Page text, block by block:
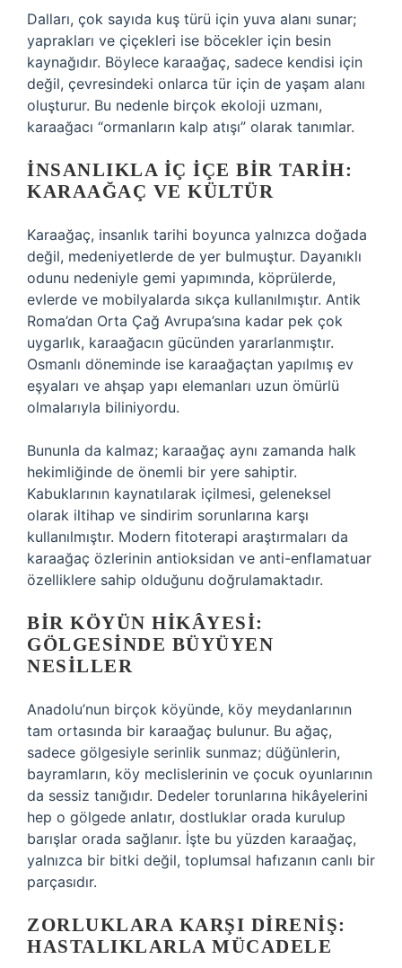
Dalları, çok sayıda kuş türü için yuva alanı sunar;
yaprakları ve çiçekleri ise böcekler için besin
kaynağıdır. Böylece karaağaç, sadece kendisi için
değil, çevresindeki onlarca tür için de yaşam alanı
oluşturur. Bu nedenle birçok ekoloji uzmanı,
karaağacı “ormanların kalp atışı” olarak tanımlar.
İNSANLIKLA İÇ İÇE BIR TARIH:
KARAAĞAÇ VE KÜLTÜR
Karaağaç, insanlık tarihi boyunca yalnızca doğada
değil, medeniyetlerde de yer bulmuştur. Dayanıklı
odunu nedeniyle gemi yapımında, köprülerde,
evlerde ve mobilyalarda sıkça kullanılmıştır. Antik
Roma’dan Orta Çağ Avrupa’sına kadar pek çok
uygarlık, karaağacın gücünden yararlanmıştır.
Osmanlı döneminde ise karaağaçtan yapılmış ev
eşyaları ve ahşap yapı elemanları uzun ömürlü
olmalarıyla biliniyordu.
Bununla da kalmaz; karaağaç aynı zamanda halk
hekimliğinde de önemli bir yere sahiptir.
Kabuklarının kaynatılarak içilmesi, geleneksel
olarak iltihap ve sindirim sorunlarına karşı
kullanılmıştır. Modern fitoterapi araştırmaları da
karaağaç özlerinin antioksidan ve anti-enflamatuar
özelliklere sahip olduğunu doğrulamaktadır.
BIR KÖYÜN HIKÂYESI:
GÖLGESINDE BÜYÜYEN
NESILLER
Anadolu’nun birçok köyünde, köy meydanlarının
tam ortasında bir karaağaç bulunur. Bu ağaç,
sadece gölgesiyle serinlik sunmaz; düğünlerin,
bayramların, köy meclislerinin ve çocuk oyunlarının
da sessiz tanığıdır. Dedeler torunlarına hikâyelerini
hep o gölgede anlatır, dostluklar orada kurulup
barışlar orada sağlanır. İşte bu yüzden karaağaç,
yalnızca bir bitki değil, toplumsal hafızanın canlı bir
parçasıdır.
ZORLUKLARA KARŞI DIRENIŞ:
HASTALIKLARLA MÜCADELE